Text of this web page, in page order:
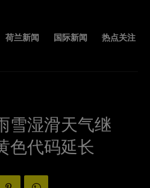
荷兰新闻 国际新闻 热点关注
雪湿滑天气继
色代码延长